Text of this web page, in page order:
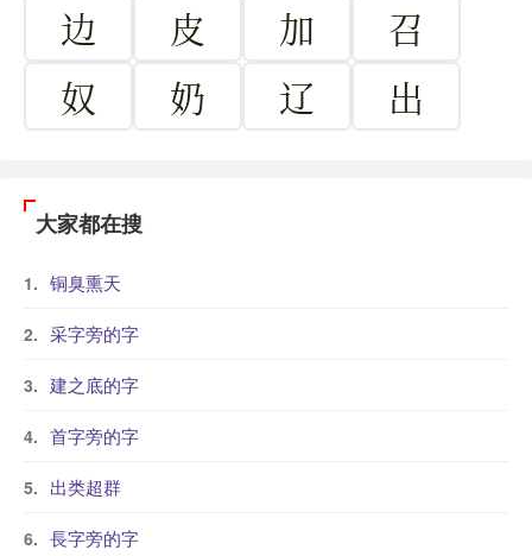
边
皮 加
召
奴
奶 辽 出
大家都在搜
铜臭熏天
采字旁的字
建之底的字
首字旁的字
出类超群
長字旁的字